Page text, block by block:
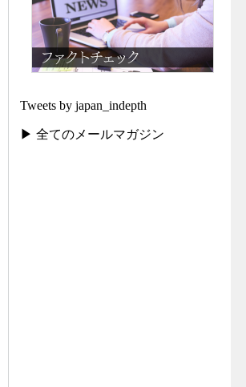
Tweets by japan_indepth
▶ 全てのメールマガジン